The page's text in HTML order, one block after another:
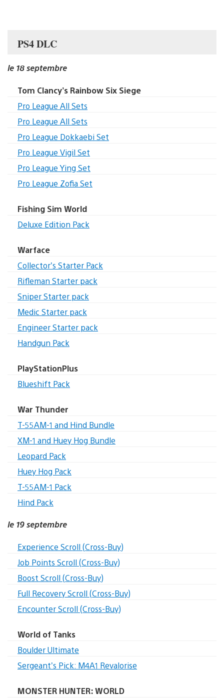
PS4 DLC
le 18 septembre
Tom Clancy’s Rainbow Six Siege
Pro League All Sets
Pro League All Sets
Pro League Dokkaebi Set
Pro League Vigil Set
Pro League Ying Set
Pro League Zofia Set
Fishing Sim World
Deluxe Edition Pack
Warface
Collector’s Starter Pack
Rifleman Starter pack
Sniper Starter pack
Medic Starter pack
Engineer Starter pack
Handgun Pack
PlayStationPlus
Blueshift Pack
War Thunder
T-55AM-1 and Hind Bundle
XM-1 and Huey Hog Bundle
Leopard Pack
Huey Hog Pack
T-55AM-1 Pack
Hind Pack
le 19 septembre
Experience Scroll (Cross-Buy)
Job Points Scroll (Cross-Buy)
Boost Scroll (Cross-Buy)
Full Recovery Scroll (Cross-Buy)
Encounter Scroll (Cross-Buy)
World of Tanks
Boulder Ultimate
Sergeant’s Pick: M4A1 Revalorise
MONSTER HUNTER: WORLD